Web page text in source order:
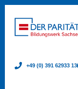
+49 (0) 391 62933 13